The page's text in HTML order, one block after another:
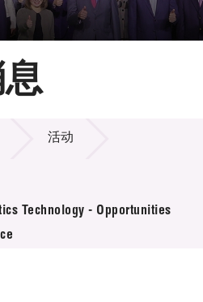
活动
Technology - Opportunities